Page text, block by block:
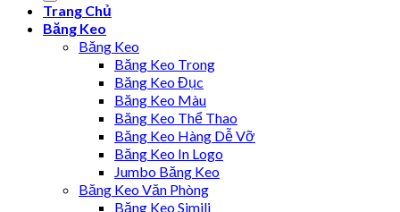
Trang Chủ
Băng Keo
Băng Keo
Băng Keo Trong
Băng Keo Đục
Băng Keo Màu
Băng Keo Thể Thao
Băng Keo Hàng Dễ Vỡ
Băng Keo In Logo
Jumbo Băng Keo
Băng Keo Văn Phòng
Băng Keo Simili